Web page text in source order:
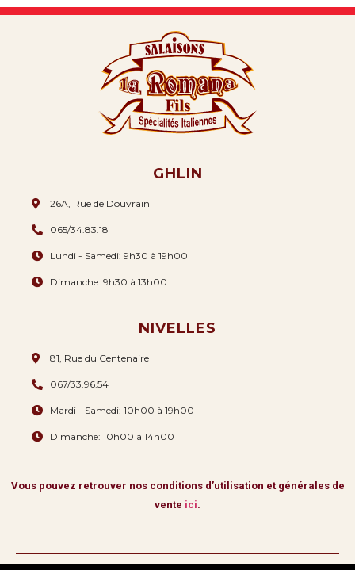
GHLIN
26A, Rue de Douvrain
065/34.83.18
Lundi - Samedi: 9h30 à 19h00
Dimanche: 9h30 à 13h00
NIVELLES
81, Rue du Centenaire
067/33.96.54
Mardi - Samedi: 10h00 à 19h00
Dimanche: 10h00 à 14h00
Vous pouvez retrouver nos conditions d’utilisation et générales de
vente ici.